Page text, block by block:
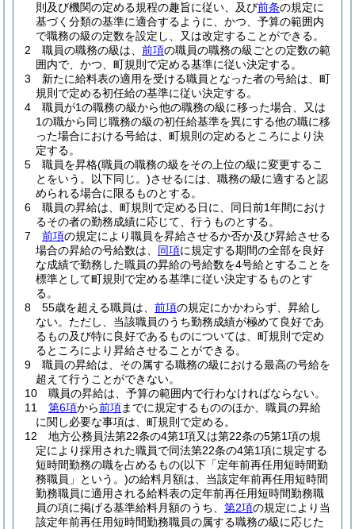
則及び機関の定める規程の趣旨に従い、及び前条の規定に
基づく分類の基準に適合するように、かつ、予算の範囲内
で職務の級の定数を設定し、又は改定することができる。
2
職員の職務の級は、 前項の職員の職務の級ごとの定数の範
囲内で、かつ、町規則で定める基準に従い決定する。
3
新たに給料表の適用を受ける職員となった者の号給は、町
規則で定める初任給の基準に従い決定する。
4
職員が1の職務の級から他の職務の級に移った場合、又は
1の職から同じ職務の級の初任給基準を異にする他の職に移
った場合における号給は、町規則の定めるところにより決
定する。
5
職員を昇格(職員の職務の級をその上位の級に変更するこ
とをいう。以下同じ。)させるには、職務の級に適すると認
められる場合に限るものとする。
6
職員の昇給は、町規則で定める日に、同日前1年間におけ
るその者の勤務成績に応じて、行うものとする。
7
前項の規定により職員を昇給させるか否か及び昇給させる
場合の昇給の号給数は、 同項に規定する期間の全部を良好
な成績で勤務した職員の昇給の号給数を4号給とすることを
標準として町規則で定める基準に従い決定するものとす
る。
8
55歳を超える職員は、 前項の規定にかかわらず、昇給し
ない。 ただし、当該職員のうち勤務成績が極めて良好であ
るもの及び特に良好であるものについては、町規則で定め
るところにより昇給させることができる。
9
職員の昇給は、その属する職務の級における最高の号給を
超えて行うことができない。
10
職員の昇給は、予算の範囲内で行わなければならない。
11
第6項から前項までに規定するもののほか、職員の昇給
に関し必要な事項は、町規則で定める。
12
地方公務員法第22条の4第1項又は第22条の5第1項の規
定により採用された職員で同法第22条の4第1項に規定する
短時間勤務の職を占めるもの(以下「定年前再任用短時間勤
務職員」という。)の給料月額は、当該定年前再任用短時間
勤務職員に適用される給料表の定年前再任用短時間勤務職
員の項に掲げる基準給料月額のうち、 第2項の規定により当
該定年前再任用短時間勤務職員の属する職務の級に応じた